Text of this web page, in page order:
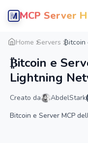
MCP Server
Home Servers ₿itcoin
₿itcoin e
Lightning
Creato da
AbdelStark
Bitcoin e Server MCP
Panoramica